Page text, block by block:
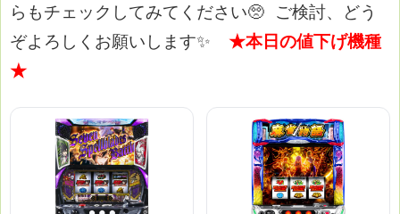
らもチェックしてみてください🥺
ご検討、どう
ぞよろしくお願いします✨
★本日の値下げ機種
★